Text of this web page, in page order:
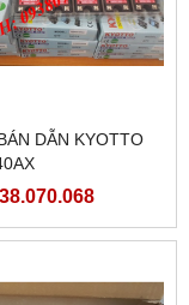
DẪN KYOTTO